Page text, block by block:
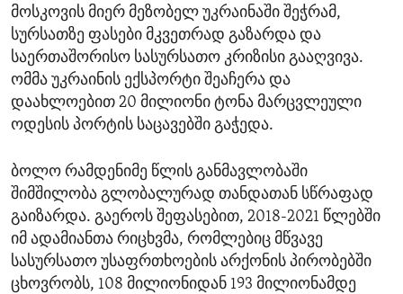
მოსკოვის მიერ მეზობელ უკრაინაში შეჭრამ,
სურსათზე ფასები მკვეთრად გაზარდა და
საერთაშორისო სასურსათო კრიზისი გააღვივა.
ომმა უკრაინის ექსპორტი შეაჩერა და
დაახლოებით 20 მილიონი ტონა მარცვლეული
ოდესის პორტის საცავებში გაჭედა.
ბოლო რამდენიმე წლის განმავლობაში
შიმშილობა გლობალურად თანდათან სწრაფად
გაიზარდა. გაეროს შეფასებით, 2018-2021 წლებში
იმ ადამიანთა რიცხვმა, რომლებიც მწვავე
სასურსათო უსაფრთხოების არქონის პირობებში
ცხოვრობს, 108 მილიონიდან 193 მილიონამდე